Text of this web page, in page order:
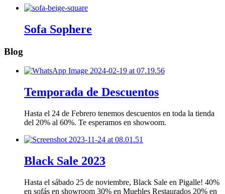
Sofa Sophere
Blog
Temporada de Descuentos
Hasta el 24 de Febrero tenemos descuentos en toda la tienda
del 20% al 60%. Te esperamos en showoom.
Black Sale 2023
Hasta el sábado 25 de noviembre, Black Sale en Pigalle! 40%
en sofás en showroom 30% en Muebles Restaurados 20% en